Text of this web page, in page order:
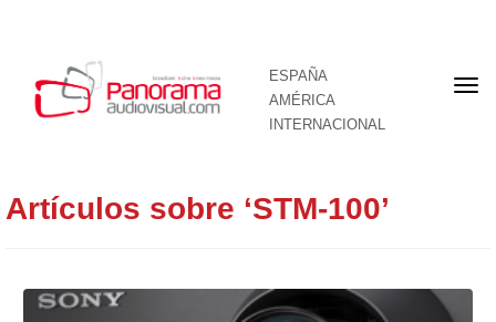
ESPAÑA
AMÉRICA
INTERNACIONAL
Artículos sobre ‘STM-100’